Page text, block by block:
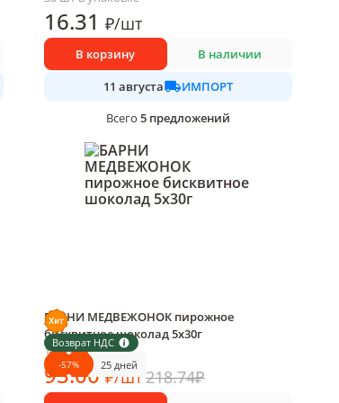
16.31 ₽/шт
В корзину В наличии
11 августа
ИМПОРТ
Всего 5 предложений
Возврат НДС
-57% 25 дней
БАРНИ МЕДВЕЖОНОК пирожное
бисквитное шоколад 5х30г
1 шт в упаковке
93.00 ₽/шт 218.74₽